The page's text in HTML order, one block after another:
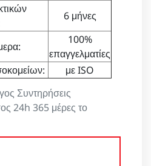
Συντηρήσεις
24h 365 μέρες το
6 μήνες
100%
επαγγελματίες
με ISO